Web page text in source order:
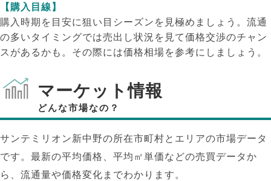
【購入目線】
購入時期を目安に狙い目シーズンを見極めましょう。流通
の多いタイミングでは売出し状況を見て価格交渉のチャン
スがあるかも。その際には価格相場を参考にしましょう。
マーケット情報
どんな市場なの？
サンテミリオン新中野の所在市町村とエリアの市場データ
です。最新の平均価格、平均㎡単価などの売買データか
ら、流通量や価格変化までわかります。